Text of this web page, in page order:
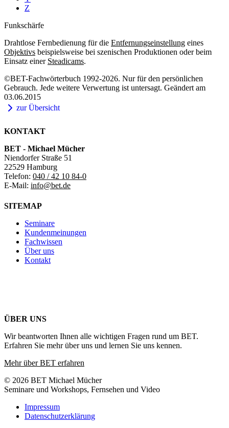
Z
Funkschärfe
Drahtlose Fernbedienung für die Entfernungseinstellung eines
Objektivs beispielsweise bei szenischen Produktionen oder beim
Einsatz einer Steadicams.
©BET-Fachwörterbuch 1992-2026. Nur für den persönlichen
Gebrauch. Jede weitere Verwertung ist untersagt. Geändert am
03.06.2015
zur Übersicht
KONTAKT
BET - Michael Mücher
Niendorfer Straße 51
22529 Hamburg
Telefon: 040 / 42 10 84-0
E-Mail: info@bet.de
SITEMAP
Seminare
Kundenmeinungen
Fachwissen
Über uns
Kontakt
ÜBER UNS
Wir beantworten Ihnen alle wichtigen Fragen rund um BET.
Erfahren Sie mehr über uns und lernen Sie uns kennen.
Mehr über BET erfahren
© 2026 BET Michael Mücher
Seminare und Workshops, Fernsehen und Video
Impressum
Datenschutzerklärung